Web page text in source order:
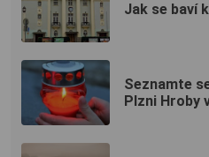
Jak se baví
Seznamte
Plzni Hroby